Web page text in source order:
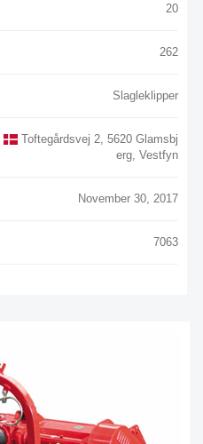
20
262
Slagleklipper
Toftegårdsvej 2, 5620 Glamsbj
Erg, Vestfyn
November 30, 2017
7063